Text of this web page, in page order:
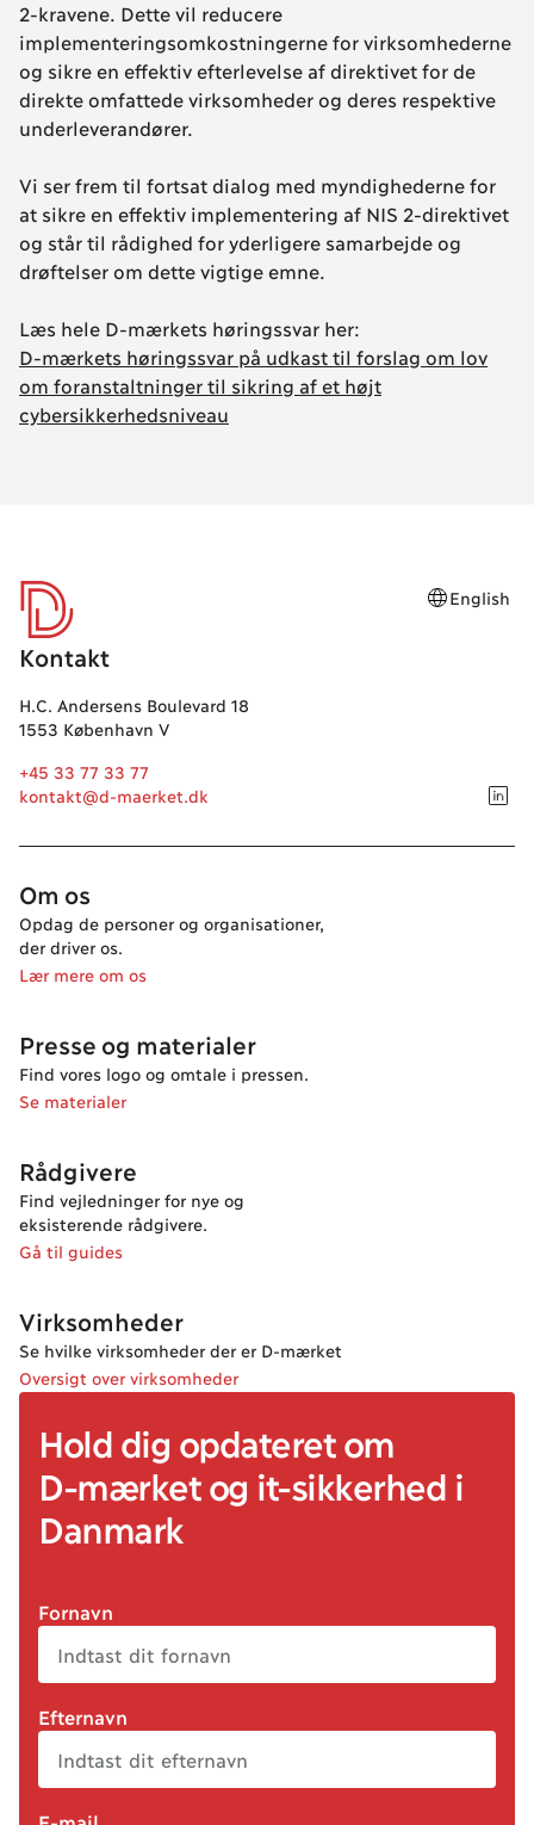
2-kravene. Dette vil reducere
implementeringsomkostningerne for virksomhederne
og sikre en effektiv efterlevelse af direktivet for de
direkte omfattede virksomheder og deres respektive
underleverandører.
Vi ser frem til fortsat dialog med myndighederne for
at sikre en effektiv implementering af NIS 2-direktivet
og står til rådighed for yderligere samarbejde og
drøftelser om dette vigtige emne.
Læs hele D-mærkets høringssvar her:
D-mærkets høringssvar på udkast til forslag om lov
om foranstaltninger til sikring af et højt
cybersikkerhedsniveau
D-mærket
English
Kontakt
H.C. Andersens Boulevard 18
1553 København V
+45 33 77 33 77
kontakt@d-maerket.dk
Om os
Opdag de personer og organisationer,
der driver os.
Lær mere om os
Presse og materialer
Find vores logo og omtale i pressen.
Se materialer
Rådgivere
Find vejledninger for nye og
eksisterende rådgivere.
Gå til guides
Virksomheder
Se hvilke virksomheder der er D-mærket
Oversigt over virksomheder
Hold dig opdateret om
D-mærketog it-sikkerhedi
Danmark
Fornavn
Efternavn